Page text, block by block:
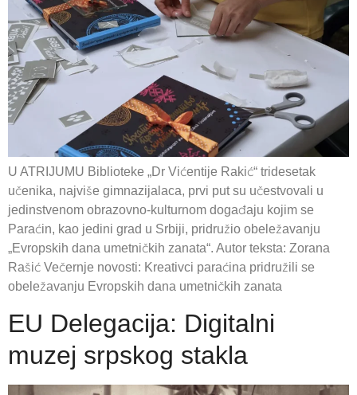
U ATRIJUMU Biblioteke „Dr Vićentije Rakić“ tridesetak
učenika, najviše gimnazijalaca, prvi put su učestvovali u
jedinstvenom obrazovno-kulturnom događaju kojim se
Paraćin, kao jedini grad u Srbiji, pridružio obeležavanju
„Evropskih dana umetničkih zanata“. Autor teksta: Zorana
Rašić Večernje novosti: Kreativci paraćina pridružili se
obeležavanju Evropskih dana umetničkih zanata
EU Delegacija: Digitalni
muzej srpskog stakla